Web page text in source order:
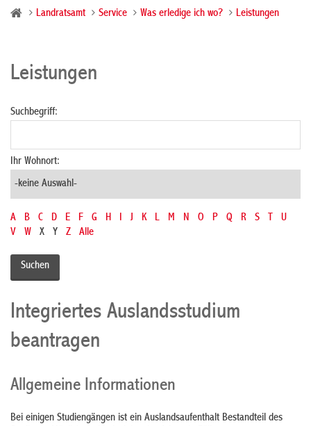
Landratsamt Service Was erledige ich wo? Leistungen
Leistungen
Suchbegriff:
Ihr Wohnort:
A B C D E F G H I J K L M N O P Q R S T
U
V
W X Y Z Alle
Integriertes Auslandsstudium
beantragen
Allgemeine Informationen
Bei einigen Studiengängen ist ein Auslandsaufenthalt Bestandteil des